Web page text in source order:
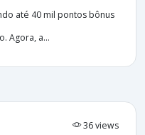
até 40 mil pontos bônus
Agora, a...
36 views